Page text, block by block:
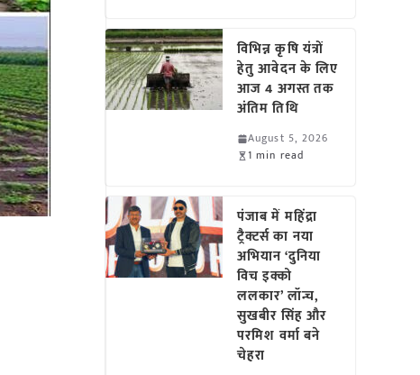
विभिन्न कृषि यंत्रों
हेतु आवेदन के लिए
आज 4 अगस्त तक
अंतिम तिथि
August 5, 2026
1 min read
पंजाब में महिंद्रा
ट्रैक्टर्स का नया
अभियान ‘दुनिया
विच इक्को
ललकार’ लॉन्च,
सुखबीर सिंह और
परमिश वर्मा बने
चेहरा